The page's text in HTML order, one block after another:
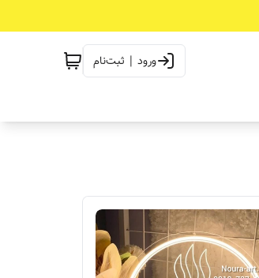
ورود | ثبت‌نام